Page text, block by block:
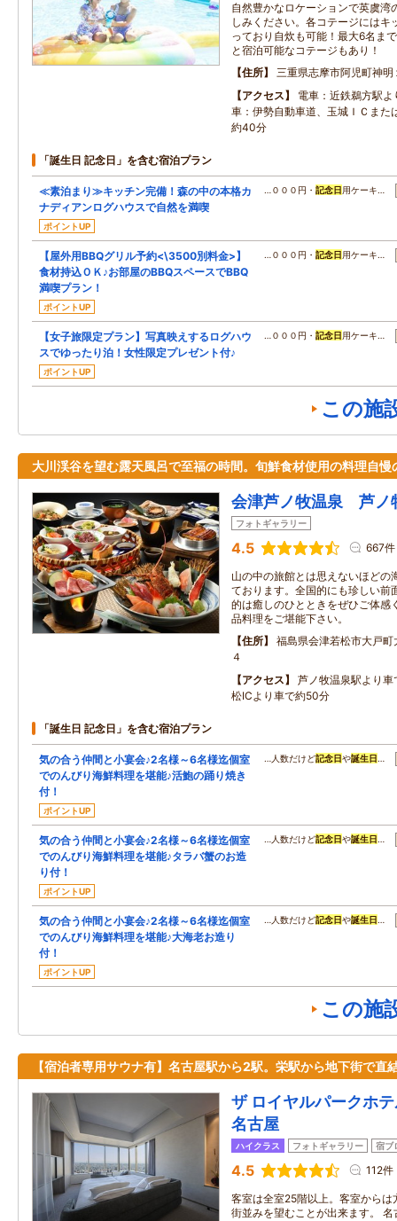
自然豊かなロケーションで英虞湾
しみください。各コテージにはキ
っており自炊も可能！最大6名ま
と宿泊可能なコテージもあり！
住所
三重県志摩市阿児町神
アクセス
電車：近鉄鵜方駅
車：伊勢自動車道、玉城ＩＣまた
約40分
「誕生日 記念日」を含む宿泊プラン
≪素泊まり≫キッチン完備！森の中の本格カ
ナディアンログハウスで自然を満喫
ポイントUP
…０００円・ 記念日 用ケーキ…
【屋外用BBQグリル予約<\3500別料金>】
食材持込ＯＫ♪お部屋のBBQスペースでBBQ
満喫プラン！
ポイントUP
…０００円・ 記念日 用ケーキ…
【女子旅限定プラン】写真映えするログハウ
スでゆったり泊！女性限定プレゼント付♪
ポイントUP
…０００円・ 記念日 用ケーキ…
この施
大川渓谷を望む露天風呂で至福の時間。旬鮮食材使用の料理自慢
会津芦ノ牧温泉 芦ノ
フォトギャラリー
4.5 667件
山の中の旅館とは思えないほどの
ております。全国的にも珍しい前
的は癒しのひとときをぜひご体感
品料理をご堪能下さい。
住所
福島県会津若松市大戸
４
アクセス
芦ノ牧温泉駅より
松ICより車で約50分
「誕生日 記念日」を含む宿泊プラン
気の合う仲間と小宴会♪2名様～6名様迄個室
でのんびり海鮮料理を堪能♪活鮑の踊り焼き
付！
ポイントUP
…人数だけど記念日や誕生日 …
気の合う仲間と小宴会♪2名様～6名様迄個室
でのんびり海鮮料理を堪能♪タラバ蟹のお造
り付！
ポイントUP
…人数だけど記念日や誕生日 …
気の合う仲間と小宴会♪2名様～6名様迄個室
でのんびり海鮮料理を堪能♪大海老お造り
付！
ポイントUP
…人数だけど記念日や誕生日 …
この施
【宿泊者専用サウナ有】名古屋駅から2駅。栄駅から地下街で直
ザ ロイヤルパークホ
名古屋
ハイクラス フォトギャラリー 宿ブ
4.5 112件
客室は全室25階以上。客室から
街並みを望むことが出来ます。